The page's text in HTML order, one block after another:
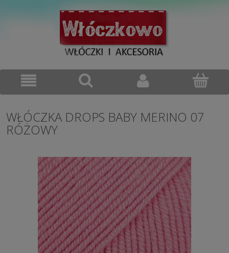
WŁÓCZKA DROPS BABY MERINO 07
RÓŻOWY